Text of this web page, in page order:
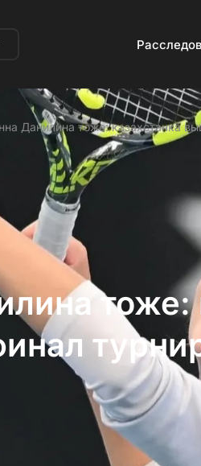
Данилина тоже: казахстанка
тоже: